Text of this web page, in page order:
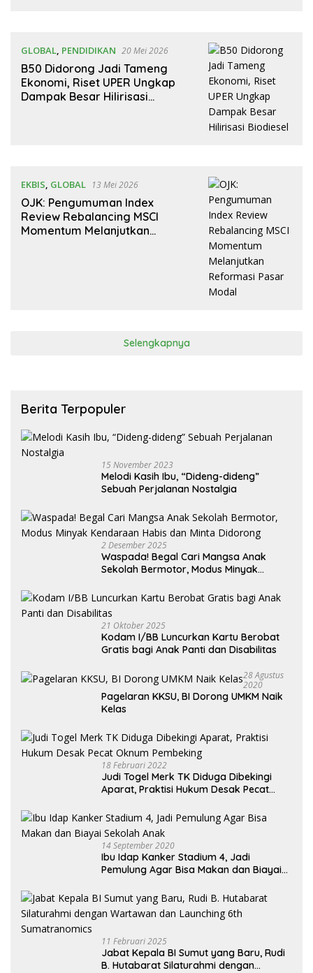
GLOBAL, PENDIDIKAN 20 Mei 2026
B50 Didorong Jadi Tameng
Ekonomi, Riset UPER Ungkap
Dampak Besar Hilirisasi
EKBIS, GLOBAL 13 Mei 2026
OJK: Pengumuman Index
Review Rebalancing MSCI
Momentum Melanjutkan
Selengkapnya
Berita Terpopuler
15 November 2023
Melodi Kasih Ibu, “Dideng-dideng”
Sebuah Perjalanan Nostalgia
2 Desember 2025
Waspada! Begal Cari Mangsa Anak
Sekolah Bermotor, Modus Minyak
21 Oktober 2025
Kodam I/BB Luncurkan Kartu Berobat
Gratis bagi Anak Panti dan Disabilitas
28 Agustus
2020
Pagelaran KKSU, BI Dorong UMKM Naik
Kelas
18 Februari 2022
Judi Togel Merk TK Diduga Dibekingi
Aparat, Praktisi Hukum Desak Pecat
14 September 2020
Ibu Idap Kanker Stadium 4, Jadi
Pemulung Agar Bisa Makan dan Biayai
11 Februari 2025
Jabat Kepala BI Sumut yang Baru, Rudi
B. Hutabarat Silaturahmi dengan